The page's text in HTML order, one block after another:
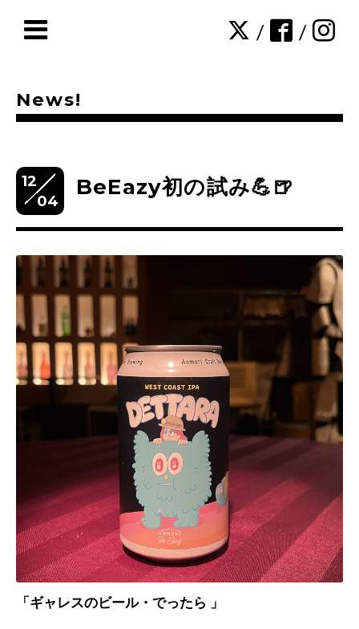
/ /
News!
12
04
BeEazy初の試み💪🍺
「ギャレスのビール・でったら 」